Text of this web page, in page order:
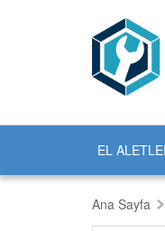
EL
Ana Sayfa